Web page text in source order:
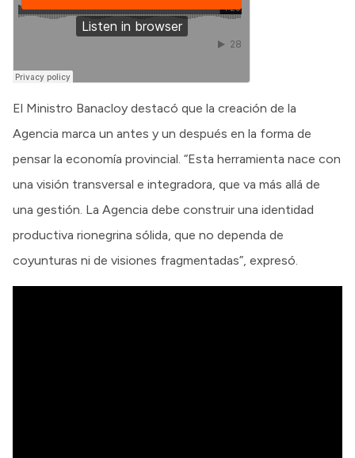
El Ministro Banacloy destacó que la creación de la
Agencia marca un antes y un después en la forma de
pensar la economía provincial. “Esta herramienta nace con
una visión transversal e integradora, que va más allá de
una gestión. La Agencia debe construir una identidad
productiva rionegrina sólida, que no dependa de
coyunturas ni de visiones fragmentadas”, expresó.